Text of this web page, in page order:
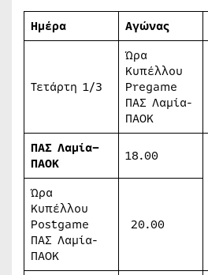
Hμέρα Αγώνας
Τετάρτη 1/3
Ώρα
Κυπέλλου
Pregame
ΠΑΣ Λαμία-
ΠΑΟΚ
ΠΑΣ Λαμία–
ΠΑΟΚ
18.00
Ώρα
Κυπέλλου
Postgame
ΠΑΣ Λαμία-
ΠΑΟΚ
20.00